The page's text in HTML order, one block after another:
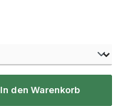
In den Warenkorb